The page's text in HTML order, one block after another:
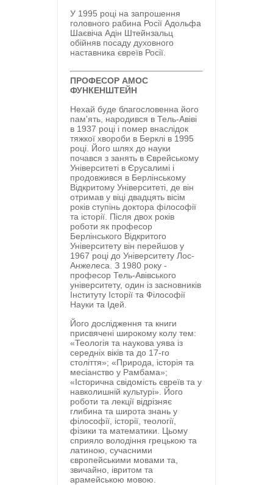
У 1995 році на запрошення
головного рабина Росії Адольфа
Шаєвіча Адін Штейнзальц
обійняв посаду духовного
наставника євреїв Росії.
ПРОФЕСОР АМОС
ФУНКЕНШТЕЙН
Нехай буде благословенна його
пам'ять, народився в Тель-Авіві
в 1937 році і помер внаслідок
тяжкої хвороби в Берклі в 1995
році. Його шлях до науки
почався з занять в Єврейському
Університеті в Єрусалимі і
продовжився в Берлінському
Відкритому Університеті, де він
отримав у віці двадцять вісім
років ступінь доктора філософії
та історії. Після двох років
роботи як професор
Берлінського Відкритого
Університету він перейшов у
1967 році до Університету Лос-
Анжелеса. З 1980 року -
професор Тель-Авівського
університету, один із засновників
Інституту Історії та Філософії
Науки та Ідей.
Його дослідження та книги
присвячені широкому колу тем:
«Теологія та наукова уява із
середніх віків та до 17-го
століття»; «Природа, історія та
месіанство у Рамбама»;
«Історична свідомість євреїв та у
навколишній культурі». Його
роботи та лекції відрізняє
глибина та широта знань у
філософії, історії, теології,
фізики та математики. Цьому
сприяло володіння грецькою та
латиною, сучасними
європейськими мовами та,
звичайно, івритом та
арамейською мовою.